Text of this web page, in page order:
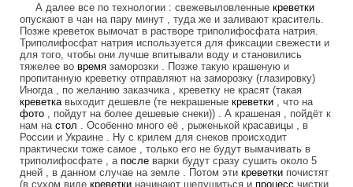
А далее все по технологии : свежевыловленные креветки
опускают в чан на пару минут , туда же и заливают краситель.
Позже креветок вымочат в растворе триполифосфата натрия.
Триполифосфат натрия используется для фиксации свежести и
для того, чтобы они лучше впитывали воду и становились
тяжелее во время заморозки . Позже такую крашеную и
пропитанную креветку отправляют на заморозку (глазировку)
Иногда , по желанию заказчика , креветку не красят (такая
креветка выходит дешевле (те некрашеные креветки , что на
фото , пойдут на более дешевые снеки)) . А крашеная , пойдёт к
нам на стол . Особенно много её , рыженькой красавицы , в
России и Украине . Ну с крилем для снеков происходит
практически тоже самое , только его не будут вымачивать в
триполифосфате , а после варки будут сразу сушить около 5
дней , в данном случае на земле . Потом эти креветки почистят
(в сухом виде креветки начинают шелушиться и процесс чистки